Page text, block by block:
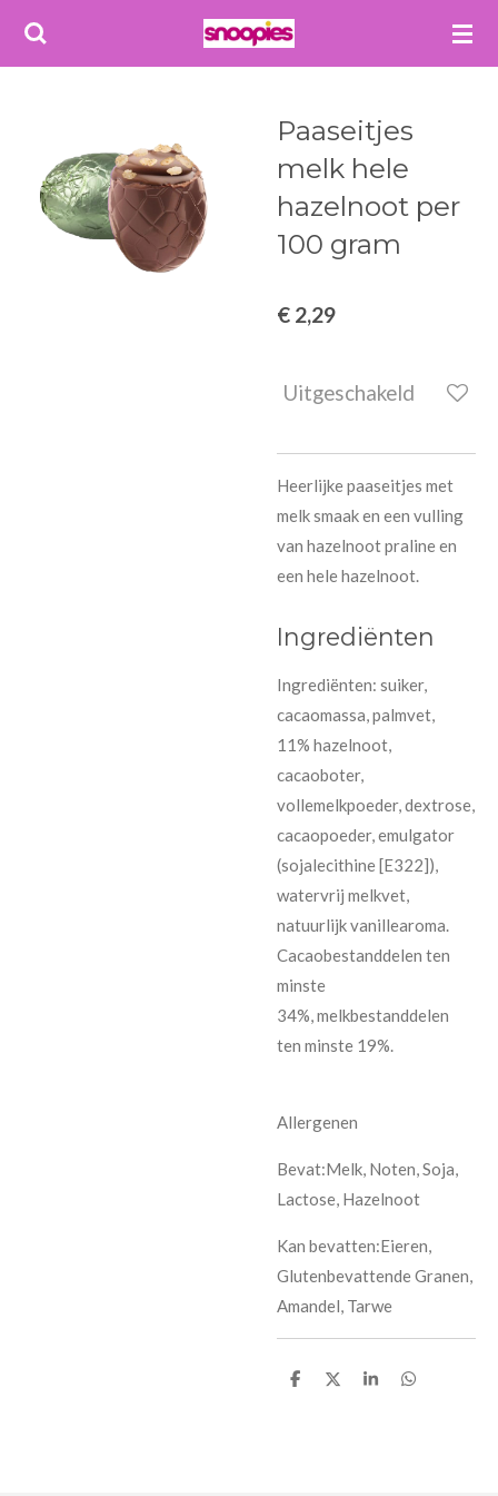
Ga
Paaseitjes
melk hele
hazelnoot per
100 gram
€ 2,29
Uitgeschakeld
Heerlijke paaseitjes met
melk smaak en een vulling
van hazelnoot praline en
een hele hazelnoot.
Ingrediënten
Ingrediënten: suiker,
cacaomassa, palmvet,
11% hazelnoot,
cacaoboter,
vollemelkpoeder, dextrose,
cacaopoeder, emulgator
(sojalecithine [E322]),
watervrij melkvet,
natuurlijk vanillearoma.
Cacaobestanddelen ten
minste
34%,melkbestanddelen
ten minste 19%.
Allergenen
Bevat:Melk, Noten, Soja,
Lactose, Hazelnoot
Kan bevatten:Eieren,
Glutenbevattende Granen,
Amandel, Tarwe
D
D
S
D